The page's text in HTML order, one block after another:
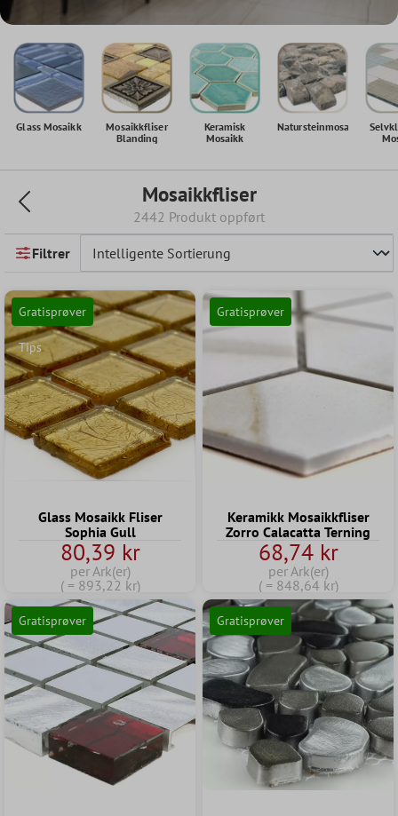
Glass Mosaikk
Mosaikkfliser
Blanding
Keramisk
Mosaikk
Natursteinmosaikk
Mosaikkfliser
2442 Produkt oppført
Filtrer
Gratisprøver
Tips
Glass Mosaikk Fliser
Sophia Gull
80,39 kr
per Ark(er)
( = 893,22 kr)
Gratisprøver
Keramikk Mosaikkfliser
Zorro Calacatta Terning
68,74 kr
per Ark(er)
( = 848,64 kr)
Gratisprøver Gratisprøver